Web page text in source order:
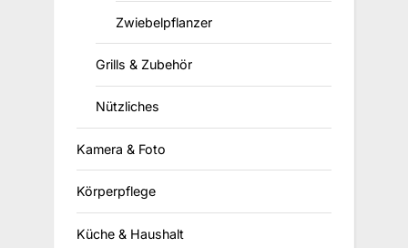
Zwiebelpflanzer
Grills & Zubehör
Nützliches
Kamera & Foto
Körperpflege
Küche & Haushalt